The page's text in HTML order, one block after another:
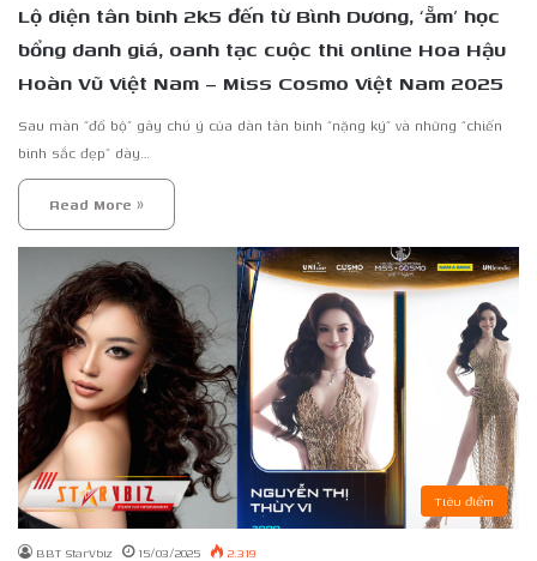
Lộ diện tân binh 2k5 đến từ Bình Dương, ‘ẵm’ học
bổng danh giá, oanh tạc cuộc thi online Hoa Hậu
Hoàn Vũ Việt Nam – Miss Cosmo Việt Nam 2025
Sau màn “đổ bộ” gây chú ý của dàn tân binh “nặng ký” và những “chiến
binh sắc đẹp” dày…
Read More »
Tiêu điểm
BBT StarVbiz 15/03/2025 2.319